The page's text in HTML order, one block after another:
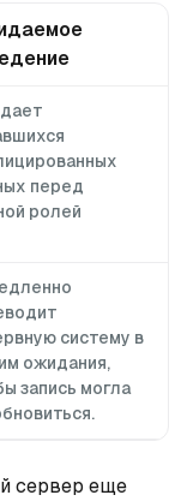
перед
ролей
систему в
ожидания,
запись могла
сервер еще